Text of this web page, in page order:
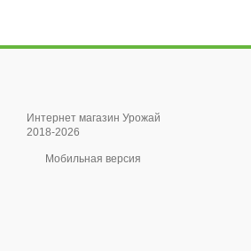
Интернет магазин Урожай
2018-2026
Мобильная версия